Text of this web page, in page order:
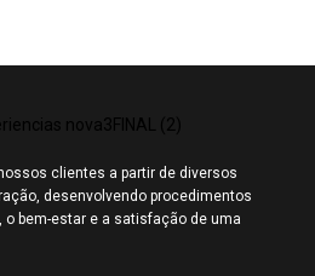
clientes a partir de diversos
desenvolvendo procedimentos
o bem-estar e a satisfação de uma